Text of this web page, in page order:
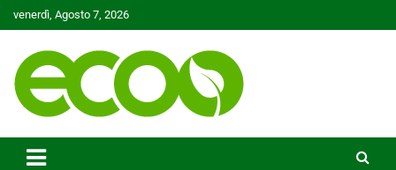
to
venerdì, Agosto 7, 2026
Ecoo.it